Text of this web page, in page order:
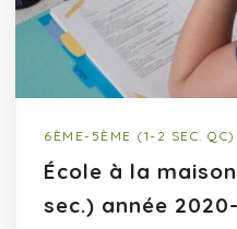
6ÈME-5ÈME (1-2 SEC. QC)
École à la
sec.) année